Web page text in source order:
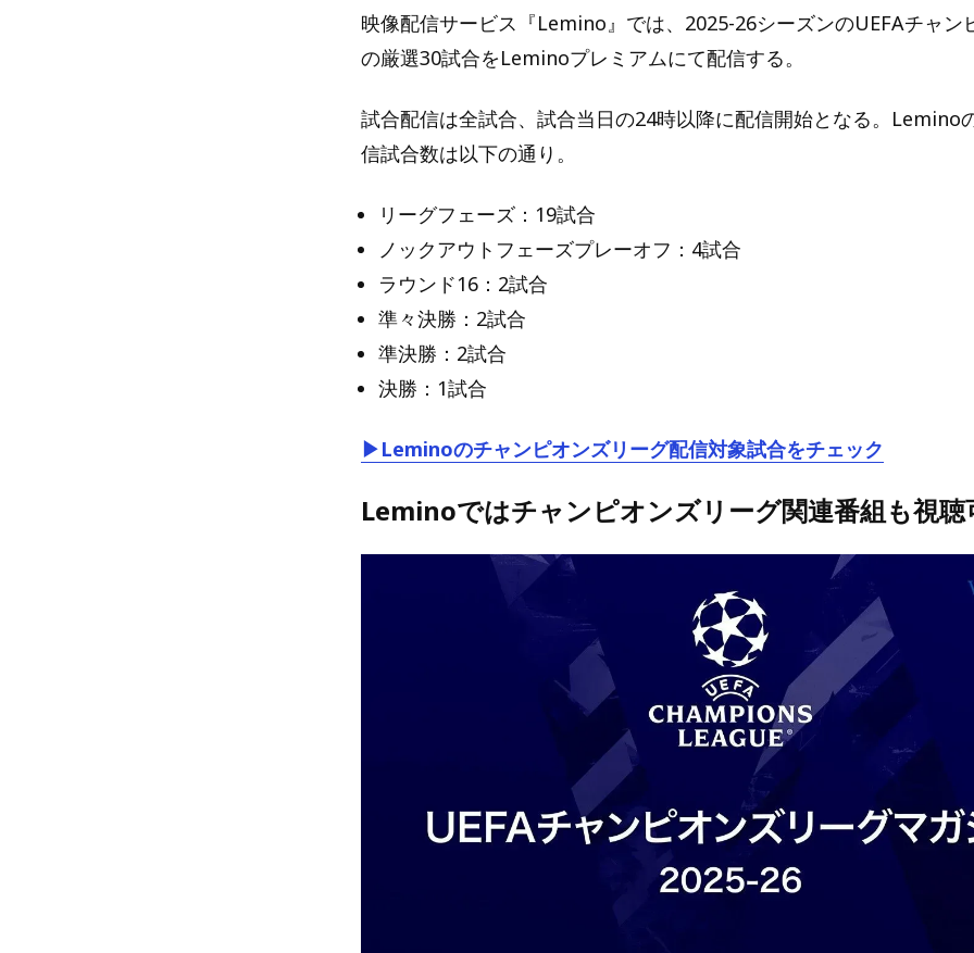
映像配信サービス『Lemino』では、2025-26シーズンのUEFAチャン
の厳選30試合をLeminoプレミアムにて配信する。
試合配信は全試合、試合当日の24時以降に配信開始となる。Lemino
信試合数は以下の通り。
リーグフェーズ：19試合
ノックアウトフェーズプレーオフ：4試合
ラウンド16：2試合
準々決勝：2試合
準決勝：2試合
決勝：1試合
▶Leminoのチャンピオンズリーグ配信対象試合をチェック
Leminoではチャンピオンズリーグ関連番組も視聴